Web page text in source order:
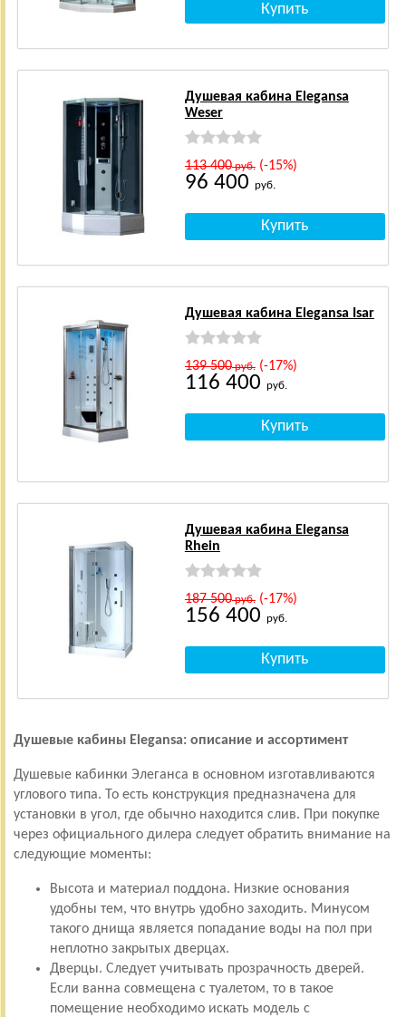
Душевая кабина Elegansa
Weser
113 400руб.(-15%)
96 400 руб.
Душевая кабина Elegansa Isar
139 500руб.(-17%)
116 400 руб.
Душевая кабина Elegansa
Rhein
187 500руб.(-17%)
156 400 руб.
Душевые кабины Elegansa: описание и ассортимент
Душевые кабинки Элеганса в основном изготавливаются
углового типа. То есть конструкция предназначена для
установки в угол, где обычно находится слив. При покупке
через официального дилера следует обратить внимание на
следующие моменты:
Высота и материал поддона. Низкие основания
удобны тем, что внутрь удобно заходить. Минусом
такого днища является попадание воды на пол при
неплотно закрытых дверцах.
Дверцы. Следует учитывать прозрачность дверей.
Если ванна совмещена с туалетом, то в такое
помещение необходимо искать модель с